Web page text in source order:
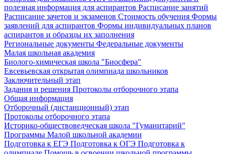
полезная информация для аспирантов Расписание занятий
Расписание зачетов и экзаменов Стоимость обучения Формы
заявлений для аспирантов Формы индивидуальных планов
аспирантов и образцы их заполнения
Региональные документы Федеральные документы
Малая школьная академия
Биолого-химическая школа "Биосфера"
Евсевьевская открытая олимпиада школьников
Заключительный этап
Задания и решения Протоколы отборочного этапа
Общая информация
Отборочный (дистанционный) этап
Протоколы отборочного этапа
Историко-обществоведческая школа "Гуманитарий"
Программы Малой школьной академии
Подготовка к ЕГЭ Подготовка к ОГЭ Подготовка к